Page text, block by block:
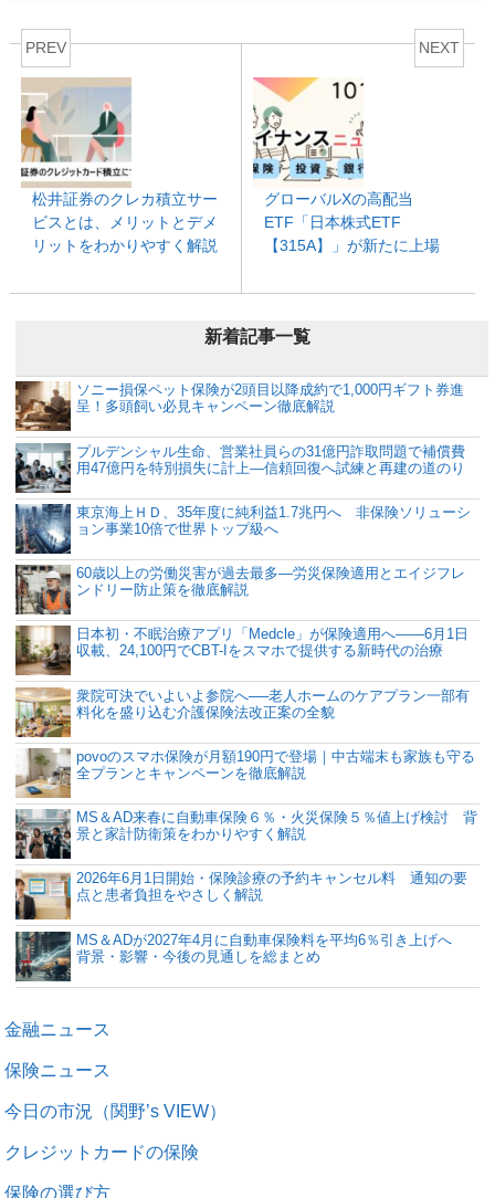
PREV
松井証券のクレカ積立サー
ビスとは、メリットとデメ
リットをわかりやすく解説
NEXT
グローバルXの高配当
ETF「日本株式ETF
【315A】」が新たに上場
新着記事一覧
ソニー損保ペット保険が2頭目以降成約で1,000円ギフト券進
呈！多頭飼い必見キャンペーン徹底解説
プルデンシャル生命、営業社員らの31億円詐取問題で補償費
用47億円を特別損失に計上―信頼回復へ試練と再建の道のり
東京海上ＨＤ、35年度に純利益1.7兆円へ 非保険ソリューシ
ョン事業10倍で世界トップ級へ
60歳以上の労働災害が過去最多―労災保険適用とエイジフレ
ンドリー防止策を徹底解説
日本初・不眠治療アプリ「Medcle」が保険適用へ――6月1日
収載、24,100円でCBT-Iをスマホで提供する新時代の治療
衆院可決でいよいよ参院へ──老人ホームのケアプラン一部有
料化を盛り込む介護保険法改正案の全貌
povoのスマホ保険が月額190円で登場｜中古端末も家族も守る
全プランとキャンペーンを徹底解説
MS＆AD来春に自動車保険６％・火災保険５％値上げ検討 背
景と家計防衛策をわかりやすく解説
2026年6月1日開始・保険診療の予約キャンセル料 通知の要
点と患者負担をやさしく解説
MS＆ADが2027年4月に自動車保険料を平均6％引き上げへ
背景・影響・今後の見通しを総まとめ
金融ニュース
保険ニュース
今日の市況（関野’s VIEW）
クレジットカードの保険
保険の選び方